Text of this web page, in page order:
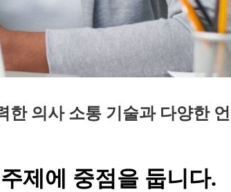
의사 소통 기술과 다양한
제에 중점을 둡니다.